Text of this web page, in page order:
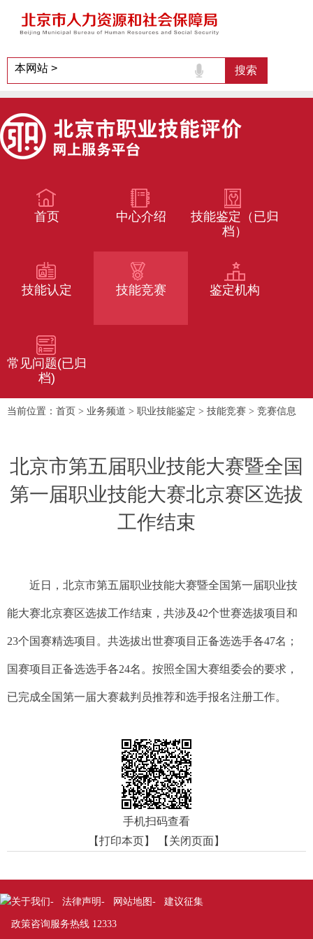
首页 中心介绍
技能鉴定（已归
档）
技能认定 技能竞赛 鉴定机构
常见问题(已归
档)
当前位置： 首页 > 业务频道 > 职业技能鉴定 > 技能竞赛 > 竞赛信息
北京市第五届职业技能大赛暨全国
第一届职业技能大赛北京赛区选拔
工作结束
近日，北京市第五届职业技能大赛暨全国第一届职业技
能大赛北京赛区选拔工作结束，共涉及42个世赛选拔项目和
23个国赛精选项目。共选拔出世赛项目正备选选手各47名；
国赛项目正备选选手各24名。按照全国大赛组委会的要求，
已完成全国第一届大赛裁判员推荐和选手报名注册工作。
手机扫码查看
【打印本页】
【关闭页面】
关于我们- 法律声明- 网站地图- 建议征集
政策咨询服务热线 12333